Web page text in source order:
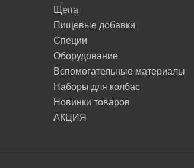
Щепа
Пищевые добавки
Специи
Оборудование
Вспомогательные материалы
Наборы для колбас
Новинки товаров
АКЦИЯ